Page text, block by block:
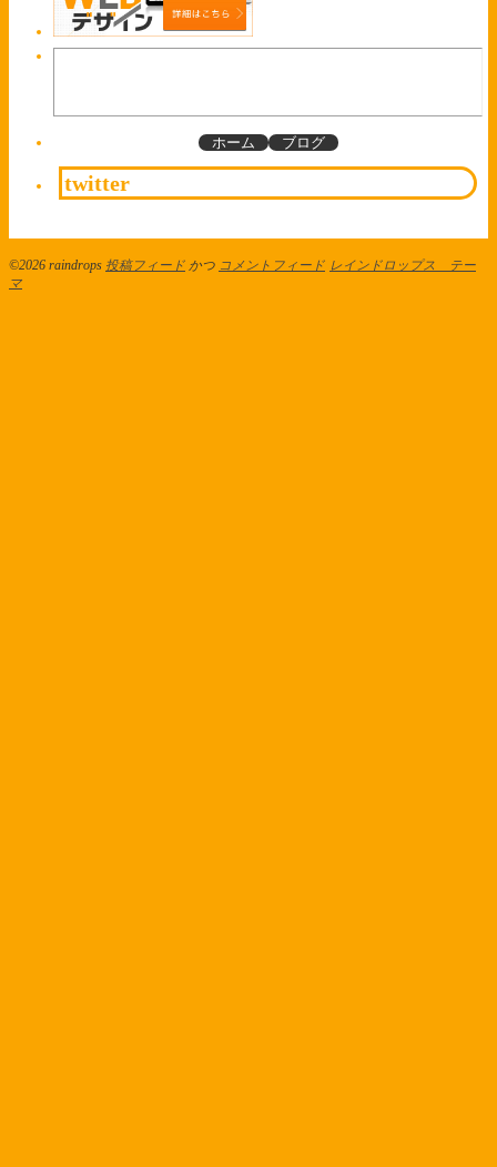
ホーム ブログ
twitter
©2026 raindrops 投稿フィード かつ コメントフィード レインドロップス テー
マ